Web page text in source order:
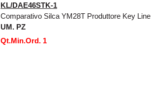
KL/DAE46STK-1
Comparativo Silca YM28T Produttore Key Line
UM. PZ
Qt.Min.Ord. 1